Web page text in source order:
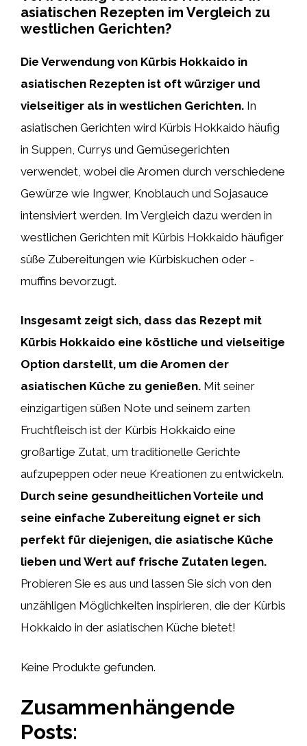
asiatischen Rezepten im Vergleich zu
westlichen Gerichten?
Die Verwendung von Kürbis Hokkaido in
asiatischen Rezepten ist oft würziger und
vielseitiger als in westlichen Gerichten. In
asiatischen Gerichten wird Kürbis Hokkaido häufig
in Suppen, Currys und Gemüsegerichten
verwendet, wobei die Aromen durch verschiedene
Gewürze wie Ingwer, Knoblauch und Sojasauce
intensiviert werden. Im Vergleich dazu werden in
westlichen Gerichten mit Kürbis Hokkaido häufiger
süße Zubereitungen wie Kürbiskuchen oder -
muffins bevorzugt.
Insgesamt zeigt sich, dass das Rezept mit
Kürbis Hokkaido eine köstliche und vielseitige
Option darstellt, um die Aromen der
asiatischen Küche zu genießen. Mit seiner
einzigartigen süßen Note und seinem zarten
Fruchtfleisch ist der Kürbis Hokkaido eine
großartige Zutat, um traditionelle Gerichte
aufzupeppen oder neue Kreationen zu entwickeln.
Durch seine gesundheitlichen Vorteile und
seine einfache Zubereitung eignet er sich
perfekt für diejenigen, die asiatische Küche
lieben und Wert auf frische Zutaten legen.
Probieren Sie es aus und lassen Sie sich von den
unzähligen Möglichkeiten inspirieren, die der Kürbis
Hokkaido in der asiatischen Küche bietet!
Keine Produkte gefunden.
Zusammenhängende
Posts: